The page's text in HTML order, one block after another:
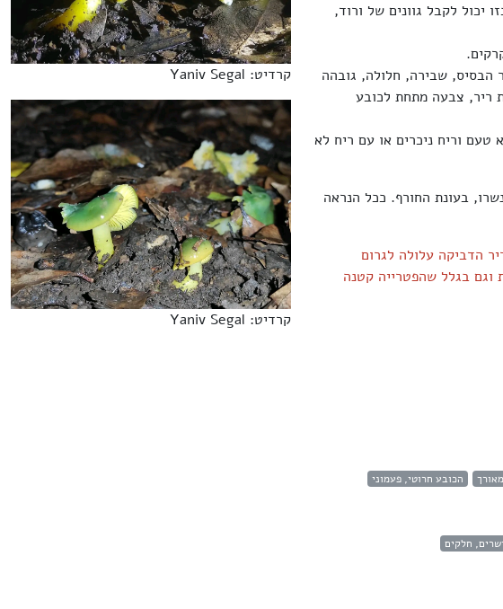
יכול לקבל גוונים של ורוד,
הבסיס, שבירה, חלולה, גובהה
בשכבת ריר, צבעה מתחת לכובע
טעם וריח ניכרים או עם ריח לא
בעונת החורף. ככל הנראה
הדביקה עלולה לגרום
וגם בגלל שהפטרייה קטנה
הכובע חרוטי, פעמוני
חלקים
קרדיט: Yaniv Segal
קרדיט: Yaniv Segal